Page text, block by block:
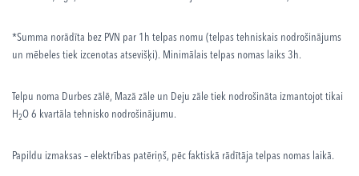
*Summa norādīta bez PVN par 1h telpas nomu (telpas tehniskais nodrošinājums
un mēbeles tiek izcenotas atsevišķi). Minimālais telpas nomas laiks 3h.
Telpu noma Durbes zālē, Mazā zāle un Deju zāle tiek nodrošināta izmantojot tikai
H2O 6 kvartāla tehnisko nodrošinājumu.
Papildu izmaksas – elektrības patēriņš, pēc faktiskā rādītāja telpas nomas laikā.